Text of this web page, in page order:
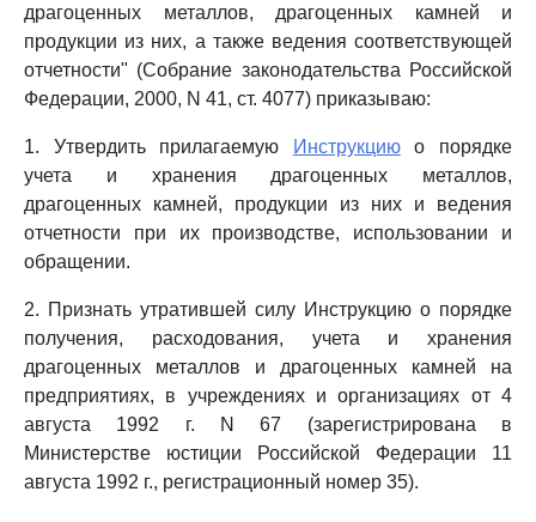
драгоценных металлов, драгоценных камней и
продукции из них, а также ведения соответствующей
отчетности" (Собрание законодательства Российской
Федерации, 2000, N 41, ст. 4077) приказываю:
1. Утвердить прилагаемую Инструкциюо порядке
учета и хранения драгоценных металлов,
драгоценных камней, продукции из них и ведения
отчетности при их производстве, использовании и
обращении.
2. Признать утратившей силу Инструкцию о порядке
получения, расходования, учета и хранения
драгоценных металлов и драгоценных камней на
предприятиях, в учреждениях и организациях от 4
августа 1992 г. N 67 (зарегистрирована в
Министерстве юстиции Российской Федерации 11
августа 1992 г., регистрационный номер 35).